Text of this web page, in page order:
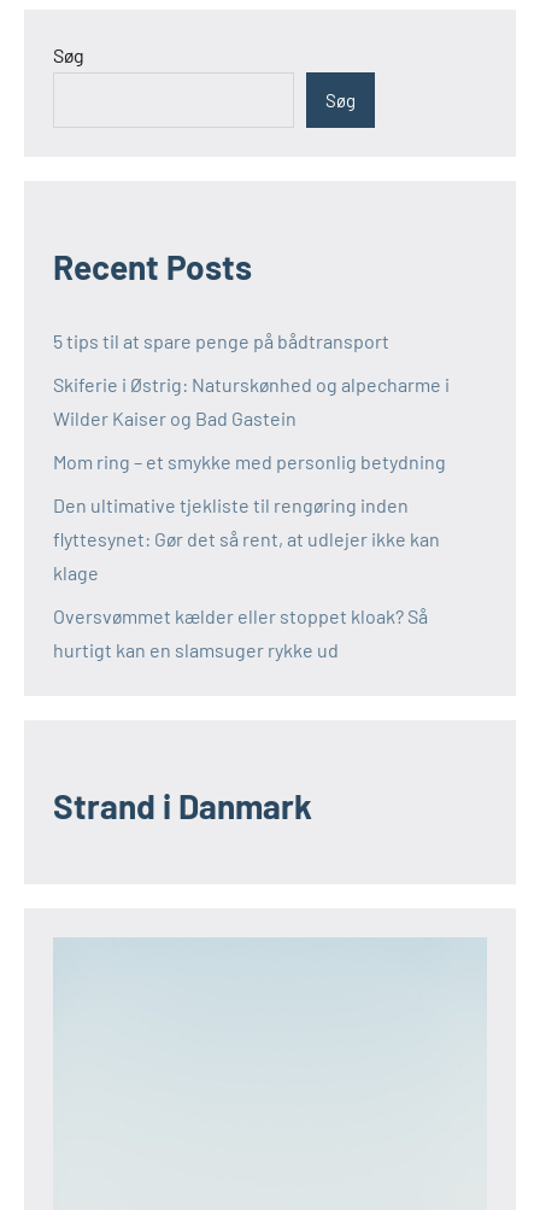
Søg
Søg
Recent Posts
5 tips til at spare penge på bådtransport
Skiferie i Østrig: Naturskønhed og alpecharme i
Wilder Kaiser og Bad Gastein
Mom ring – et smykke med personlig betydning
Den ultimative tjekliste til rengøring inden
flyttesynet: Gør det så rent, at udlejer ikke kan
klage
Oversvømmet kælder eller stoppet kloak? Så
hurtigt kan en slamsuger rykke ud
Strand i Danmark